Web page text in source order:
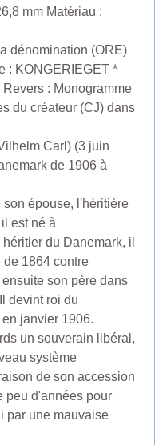
mm Matériau :
dénomination (ORE)
: KONGERIEGET *
: Monogramme
du créateur (CJ) dans
Carl) (3 juin
de 1906 à
épouse, l'héritière
est né à
du Danemark, il
de 1864 contre
son père dans
devint roi du
janvier 1906.
un souverain libéral,
système
de son accession
peu d'années pour
par une mauvaise